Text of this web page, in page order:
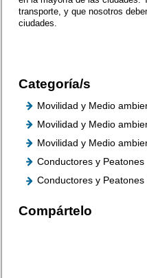
transporte, y que nosotros
ciudades.
Categoría/s
Movilidad y Medio
Movilidad y Medio
Movilidad y Medio
Conductores y Peatones
Conductores y Peatones
Compártelo